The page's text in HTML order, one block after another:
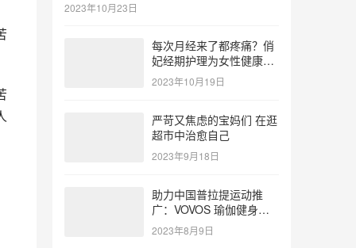
2023年10月23日
每次月经来了都疼痛？俏
妃经期护理为女性健康护
航
2023年10月19日
严苛又焦虑的宝妈们 在逛
超市中治愈自己
2023年9月18日
助力中国普拉提运动推
广：VOVOS 瑜伽健身服
参与北体大专业普拉提教
练培训
2023年8月9日